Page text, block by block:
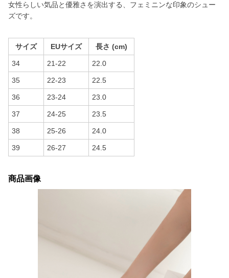
女性らしい気品と優雅さを演出する、フェミニンな印象のシュー
ズです。
サイズ EUサイズ 長さ (cm)
34 21-22 22.0
35 22-23 22.5
36 23-24 23.0
37 24-25 23.5
38 25-26 24.0
39 26-27 24.5
商品画像